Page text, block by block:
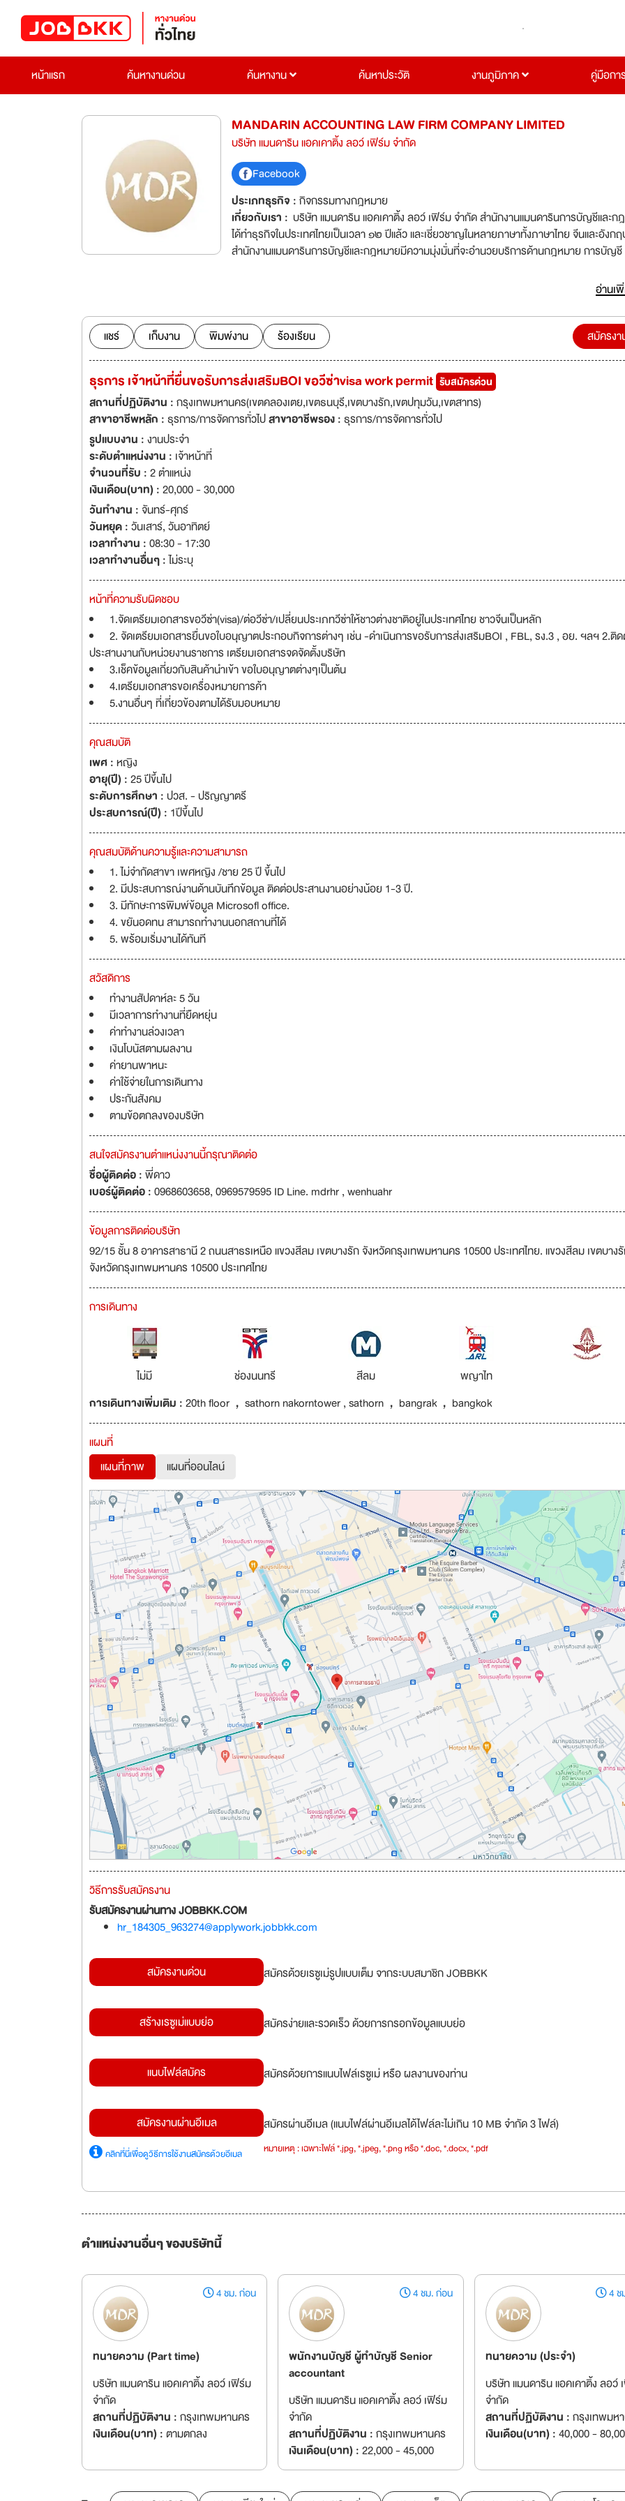
หน้าแรก ค้นหางานด่วน ค้นหางาน ค้นหาประวัติ งานภูมิภาค คู่มือกา
MANDARIN ACCOUNTING LAW FIRM COMPANY LIMITED
บริษัท แมนดาริน แอคเคาติ้ง ลอว์ เฟิร์ม จำกัด
Facebook
ประเภทธุรกิจ :กิจกรรมทางกฎหมาย
เกี่ยวกับเรา : บริษัท แมนดาริน แอคเคาติ้ง ลอว์ เฟิร์ม จำกัด สำนักงานแมนดารินการบัญชีและกฎหมาย
ได้ทำธุรกิจในประเทศไทยเป็นเวลา ๑๒ ปีแล้ว และเชี่ยวชาญในหลายภาษาทั้งภาษาไทย จีนและอังก
สำนักงานแมนดารินการบัญชีและกฎหมายมีความมุ่งมั่นที่จะอำนวยบริการด้านกฎหมาย การบัญชี
สำนักงานแมนดารินการบัญชีและกฎหมายเอาประสบการณ์ในวิชาชีพ ความรู้ความเข้าใจกับความ
เชี่ยวชาญด้านกฎหมายให้เข้ารวมกัน เพื่ออำนวยบริการดีที่สุด ซึ่งมีประสิทธิภาพอย่างสูงและปรา
เปรียว และชิดลูกค้ายิ่งขึ้น อำนวยบริการโซลูชั่นทางกฎหมายที่ตรงตามข้อกำหนดและเป็นไปตามข้อ
กำหนดของวิชาชีพให้ลูกค้า ทุกวันนี้ เราได้อำนวยบริการให้คำปรึกษาแบบมืออาชีพในด้านกฎหมา
ทำบัญชี การยื่นภาษีเงิน การจดทะเบียนบริษัท การลงทุน การอพยพและอื่นๆสำหรับบริษัทที่ประเ
เขตบางรัก จังหวัดกรุงเทพมหานคร 10500 ประเทศไทย (Mandarin Accounting Law Firm Co.,
Ltd.) The Mandarin Accounting and Law Office has been doing business in Thailand for 12
years and specializes in many languages, including Thai, Chinese and English.
active And closer to customers Providing legal solutions that meet the requirements
อ่านเ
แชร์ เก็บงาน พิมพ์งาน ร้องเรียน สมัครง
ธุรการ เจ้าหน้าที่ยื่นขอรับการส่งเสริมBOI ขอวีซ่าvisa work permit รับสมัครด่วน
สถานที่ปฏิบัติงาน :กรุงเทพมหานคร(เขตคลองเตย,เขตธนบุรี,เขตบางรัก,เขตปทุมวัน,เขตสาทร)
สาขาอาชีพหลัก : ธุรการ/การจัดการทั่วไปสาขาอาชีพรอง : ธุรการ/การจัดการทั่วไป
รูปแบบงาน :งานประจำ
ระดับตำแหน่งงาน : เจ้าหน้าที่
จำนวนที่รับ :2 ตำแหน่ง
เงินเดือน(บาท) :20,000 - 30,000
วันทำงาน : จันทร์-ศุกร์
วันหยุด :วันเสาร์,วันอาทิตย์
เวลาทำงาน :08:30 - 17:30
เวลาทำงานอื่นๆ :ไม่ระบุ
หน้าที่ความรับผิดชอบ
1.จัดเตรียมเอกสารขอวีซ่า(visa)/ต่อวีซ่า/เปลี่ยนประเภทวีซ่าให้ชาวต่างชาติอยู่ในประเทศไทย ชาวจีนเป็นหลัก
2. จัดเตรียมเอกสารยื่นขอใบอนุญาตประกอบกิจการต่างๆ เช่น -ดำเนินการขอรับการส่งเสริมBOI , FBL, รง.3 , อย. ฯลฯ 2.ติ
ประสานงานกับหน่วยงานราชการ เตรียมเอกสารจดจัดตั้งบริษัท
3.เช็คข้อมูลเกี่ยวกับสินค้านำเข้า ขอใบอนุญาตต่างๆเป็นต้น
4.เตรียมเอกสารขอเครื่องหมายการค้า
5.งานอื่นๆ ที่เกี่ยวข้องตามได้รับมอบหมาย
คุณสมบัติ
เพศ :หญิง
อายุ(ปี) :25 ปีขึ้นไป
ระดับการศึกษา :ปวส. - ปริญญาตรี
ประสบการณ์(ปี) : 1ปีขึ้นไป
คุณสมบัติด้านความรู้และความสามารถ
1. ไม่จำกัดสาขา เพศหญิง /ชาย 25 ปี ขึ้นไป
2. มีประสบการณ์งานด้านบันทึกข้อมูล ติดต่อประสานงานอย่างน้อย 1-3 ปี.
3. มีทักษะการพิมพ์ข้อมูล Microsofl office.
4. ขยันอดทน สามารถทำงานนอกสถานที่ได้
5. พร้อมเริ่มงานได้ทันที
สวัสดิการ
ทำงานสัปดาห์ละ 5 วัน
มีเวลาการทำงานที่ยืดหยุ่น
ค่าทำงานล่วงเวลา
เงินโบนัสตามผลงาน
ค่ายานพาหนะ
ค่าใช้จ่ายในการเดินทาง
ประกันสังคม
ตามข้อตกลงของบริษัท
สนใจสมัครงานตำแหน่งงานนี้กรุณาติดต่อ
ชื่อผู้ติดต่อ :พี่ดาว
เบอร์ผู้ติดต่อ :0968603658, 0969579595 ID Line. mdrhr , wenhuahr
ข้อมูลการติดต่อบริษัท
92/15 ชั้น 8 อาคารสาธานี 2 ถนนสาธรเหนือ แขวงสีลม เขตบางรัก จังหวัดกรุงเทพมหานคร 10500 ประเทศไทย. แขวงสีลม เขตบาง
จังหวัดกรุงเทพมหานคร 10500 ประเทศไทย
การเดินทาง
ไม่มี ช่องนนทรี สีลม
พญาไท
การเดินทางเพิ่มเติม :20th floor，sathorn nakorntower , sathorn，bangrak，bangkok
แผนที่
แผนที่ภาพ
แผนที่ออนไลน์
วิธีการรับสมัครงาน
รับสมัครงานผ่านทาง JOBBKK.COM
hr_184305_963274@applywork.jobbkk.com
สมัครงานด่วน สมัครด้วยเรซูเม่รูปแบบเต็ม จากระบบสมาชิก JOBBKK
สร้างเรซูเม่แบบย่อ สมัครง่ายและรวดเร็ว ด้วยการกรอกข้อมูลแบบย่อ
แนบไฟล์สมัคร สมัครด้วยการแนบไฟล์เรซูเม่ หรือ ผลงานของท่าน
สมัครงานผ่านอีเมล
คลิกที่นี่เพื่อดูวิธีการใช้งานสมัครด้วยอีเมล
สมัครผ่านอีเมล (แนบไฟล์ผ่านอีเมลได้ไฟล์ละไม่เกิน 10 MB จำกัด 3 ไฟล์)
หมายเหตุ : เฉพาะไฟล์ *.jpg, *.jpeg, *.png หรือ *.doc, *.docx, *.pdf
ตำแหน่งงานอื่นๆ ของบริษัทนี้
4 ชม. ก่อน
ทนายความ (Part time)
บริษัท แมนดาริน แอคเคาติ้ง ลอว์ เฟิร์ม
จำกัด
สถานที่ปฏิบัติงาน :กรุงเทพมหานคร
เงินเดือน(บาท) :ตามตกลง
4 ชม. ก่อน
พนักงานบัญชี ผู้ทำบัญชี Senior
accountant
บริษัท แมนดาริน แอคเคาติ้ง ลอว์ เฟิร์ม
จำกัด
สถานที่ปฏิบัติงาน :กรุงเทพมหานคร
เงินเดือน(บาท) :22,000 - 45,000
4 ช
ทนายความ (ประจำ)
บริษัท แมนดาริน แอคเคาติ้ง ลอว์
จำกัด
สถานที่ปฏิบัติงาน :กรุงเทพมห
เงินเดือน(บาท) :40,000 -